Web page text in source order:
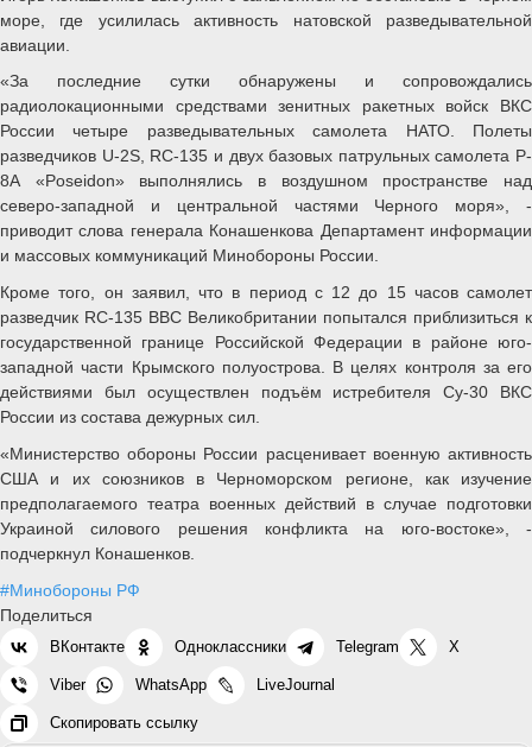
море, где усилилась активность натовской разведывательной
авиации.
«За последние сутки обнаружены и сопровождались
радиолокационными средствами зенитных ракетных войск ВКС
России четыре разведывательных самолета НАТО. Полеты
разведчиков U-2S, RC-135 и двух базовых патрульных самолета P-
8А «Poseidon» выполнялись в воздушном пространстве над
северо-западной и центральной частями Черного моря», -
приводит слова генерала Конашенкова Департамент информации
и массовых коммуникаций Минобороны России.
Кроме того, он заявил, что в период с 12 до 15 часов самолет
разведчик RC-135 ВВС Великобритании попытался приблизиться к
государственной границе Российской Федерации в районе юго-
западной части Крымского полуострова. В целях контроля за его
действиями был осуществлен подъём истребителя Су-30 ВКС
России из состава дежурных сил.
«Министерство обороны России расценивает военную активность
США и их союзников в Черноморском регионе, как изучение
предполагаемого театра военных действий в случае подготовки
Украиной силового решения конфликта на юго-востоке», -
подчеркнул Конашенков.
#Минобороны РФ
Поделиться
ВКонтакте Одноклассники Telegram X
Viber WhatsApp LiveJournal
Скопировать ссылку